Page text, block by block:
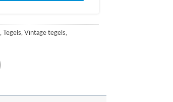
,Tegels ,Vintage tegels